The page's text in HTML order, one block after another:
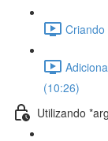
(10:26)
Utilizando